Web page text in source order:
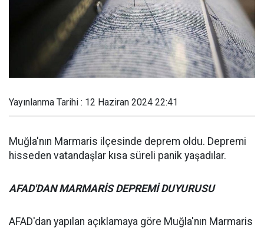
Yayınlanma Tarihi : 12 Haziran 2024 22:41
Muğla'nın Marmaris ilçesinde deprem oldu. Depremi
hisseden vatandaşlar kısa süreli panik yaşadılar.
AFAD'DAN MARMARİS DEPREMİ DUYURUSU
AFAD'dan yapılan açıklamaya göre Muğla'nın Marmaris